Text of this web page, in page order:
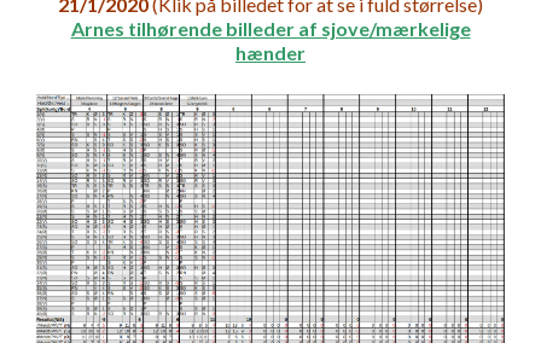
21/1/2020(Klik på billedet for at se i fuld størrelse)
Arnes tilhørende billeder af sjove/mærkelige
hænder